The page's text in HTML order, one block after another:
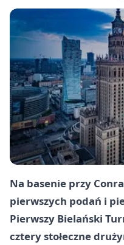
Na basenie przy
pierwszych podań i
Pierwszy Bielański
cztery stołeczne